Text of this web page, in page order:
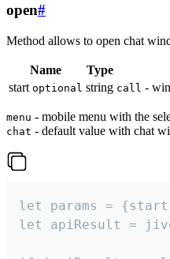
open#
Method allows to open chat
Name Type
start optional string call -
menu - mobile menu with the
chat - default value with chat
let params =
let apiResult =